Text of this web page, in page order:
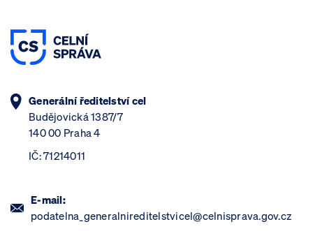
Generální ředitelství cel
Budějovická 1387/7
140 00 Praha 4
IČ: 71214011
E-mail:
podatelna_generalnireditelstvicel@celnisprava.gov.cz